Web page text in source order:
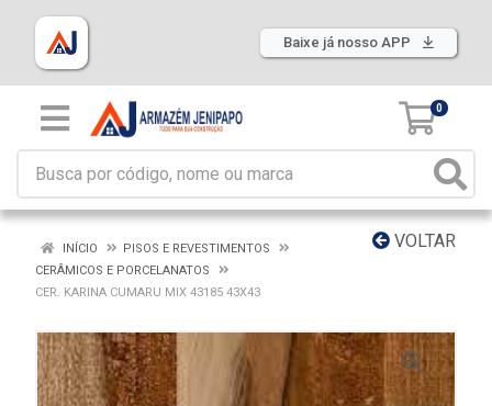
Baixe já nosso APP
0
VOLTAR
INÍCIO
PISOS E REVESTIMENTOS
CERÂMICOS E PORCELANATOS
CER. KARINA CUMARU MIX 43185 43X43